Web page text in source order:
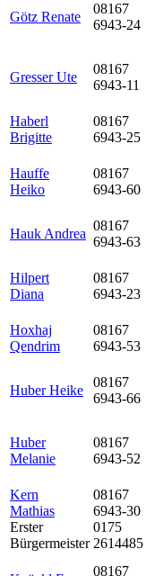
Götz Renate
08167
6943-24
Gresser Ute
08167
6943-11
Haberl
Brigitte
08167
6943-25
Hauffe
Heiko
08167
6943-60
Hauk Andrea
08167
6943-63
Hilpert
Diana
08167
6943-23
Hoxhaj
Qendrim
08167
6943-53
Huber Heike
08167
6943-66
Huber
Melanie
08167
6943-52
Kern
Mathias
Erster
Bürgermeister
08167
6943-30
0175
2614485
08167